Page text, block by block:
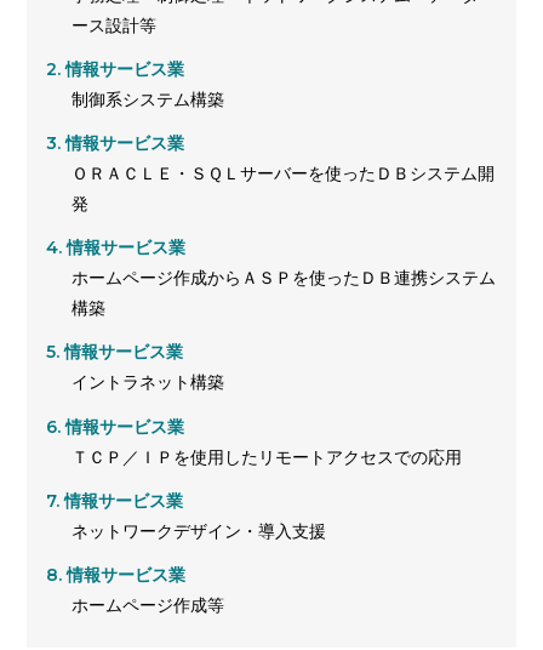
ース設計等
情報サービス業
制御系システム構築
情報サービス業
ＯＲＡＣＬＥ・ＳＱＬサーバーを使ったＤＢシステム開
発
情報サービス業
ホームページ作成からＡＳＰを使ったＤＢ連携システム
構築
情報サービス業
イントラネット構築
情報サービス業
ＴＣＰ／ＩＰを使用したリモートアクセスでの応用
情報サービス業
ネットワークデザイン・導入支援
情報サービス業
ホームページ作成等